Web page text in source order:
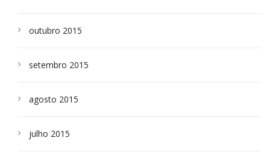
outubro 2015
setembro 2015
agosto 2015
julho 2015